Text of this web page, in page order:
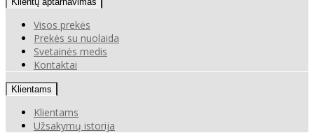
Visos prekės
Prekės su nuolaida
Svetainės medis
Kontaktai
Klientams
Klientams
Užsakymų istorija